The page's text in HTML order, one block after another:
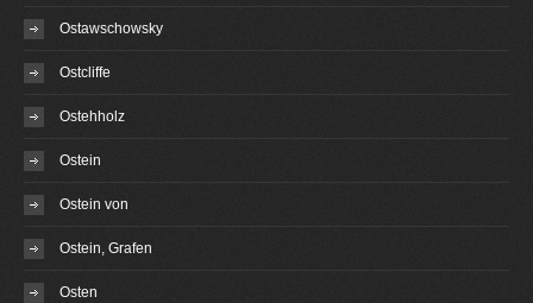
Ostawschowsky
Ostcliffe
Ostehholz
Ostein
Ostein von
Ostein, Grafen
Osten